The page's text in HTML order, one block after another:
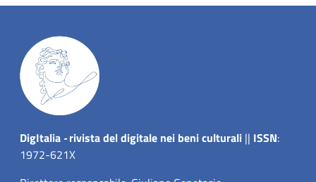
DigItalia -rivista del digitale nei beni culturali || ISSN:
1972-621X